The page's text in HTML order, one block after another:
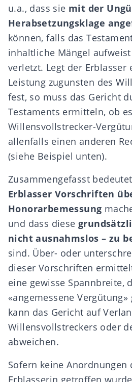
u.a., dass sie mit der
Herabsetzungsklage
können, falls das
inhaltliche Mängel
verletzt. Legt der Erblasser
Leistung zugunsten des
fest, so muss das Gericht
Testaments ermitteln, ob
Willensvollstrecker-
allenfalls einen anderen
(siehe Beispiel unten).
Zusammengefasst
Erblasser Vorschriften
Honorarbemessung
und dass diese
nicht ausnahmslos – zu
sind. Über- oder
dieser Vorschriften
eine gewisse Spannbreite,
«angemessene
kann das Gericht auf
Willensvollstreckers oder
abweichen.
Sofern keine Anordnungen
Erblasserin getroffen